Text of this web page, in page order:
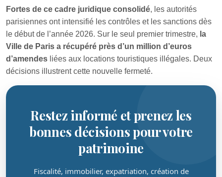
Fortes de ce cadre juridique consolidé, les autorités
parisiennes ont intensifié les contrôles et les sanctions dès
le début de l’année 2026. Sur le seul premier trimestre, la
Ville de Paris a récupéré près d’un million d’euros
d’amendes liées aux locations touristiques illégales. Deux
décisions illustrent cette nouvelle fermeté.
Restez informé et prenez les
bonnes décisions pour votre
patrimoine
Fiscalité, immobilier, expatriation, création de